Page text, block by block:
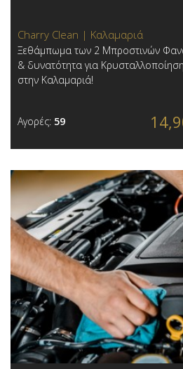
Charry Clean | Καλαμαριά
Ξεθάμπωμα των 2 Μπροστινών
& δυνατότητα για
στην Καλαμαριά!
Αγορές: 59